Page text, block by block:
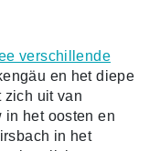
verschillende
en het diepe
zich uit van
in het oosten en
in het